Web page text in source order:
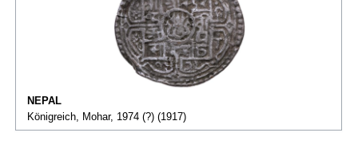
NEPAL
Königreich, Mohar, 1974 (?) (1917)